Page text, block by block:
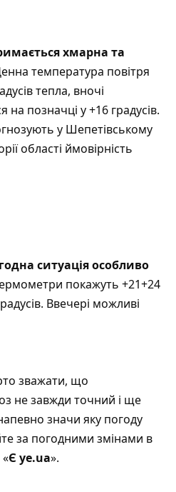
хмарна та
температура повітря
тепла, вночі
позначці у +16 градусів.
у Шепетівському
області ймовірність
ситуація особливо
покажуть +21+24
Ввечері можливі
зважати, що
не завжди точний і ще
значи яку погоду
за погодними змінами в
Є ye.ua».